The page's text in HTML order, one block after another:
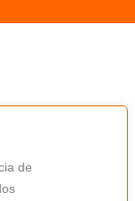
desociales